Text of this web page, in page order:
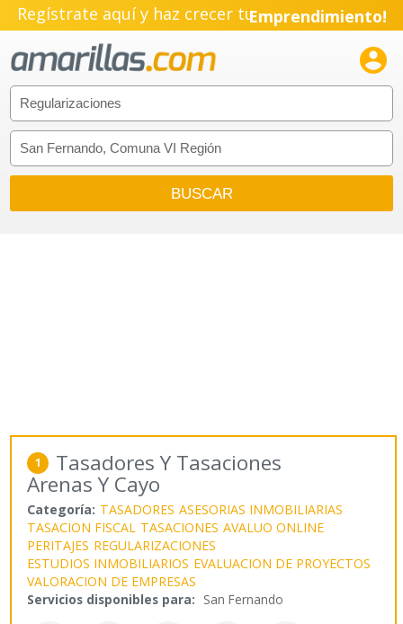
Regístrate aquí y haz crecer tuEmprendimiento!

1 Tasadores Y Tasaciones
Arenas Y Cayo
Categoría: TASADORES ASESORIAS INMOBILIARIAS
TASACION FISCAL TASACIONES AVALUO ONLINE
PERITAJES REGULARIZACIONES
ESTUDIOS INMOBILIARIOS EVALUACION DE PROYECTOS
VALORACION DE EMPRESAS
Servicios disponibles para: San Fernando